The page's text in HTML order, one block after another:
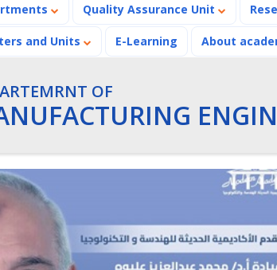
Quality Assurance Unit
and Units E-Learning About
OF